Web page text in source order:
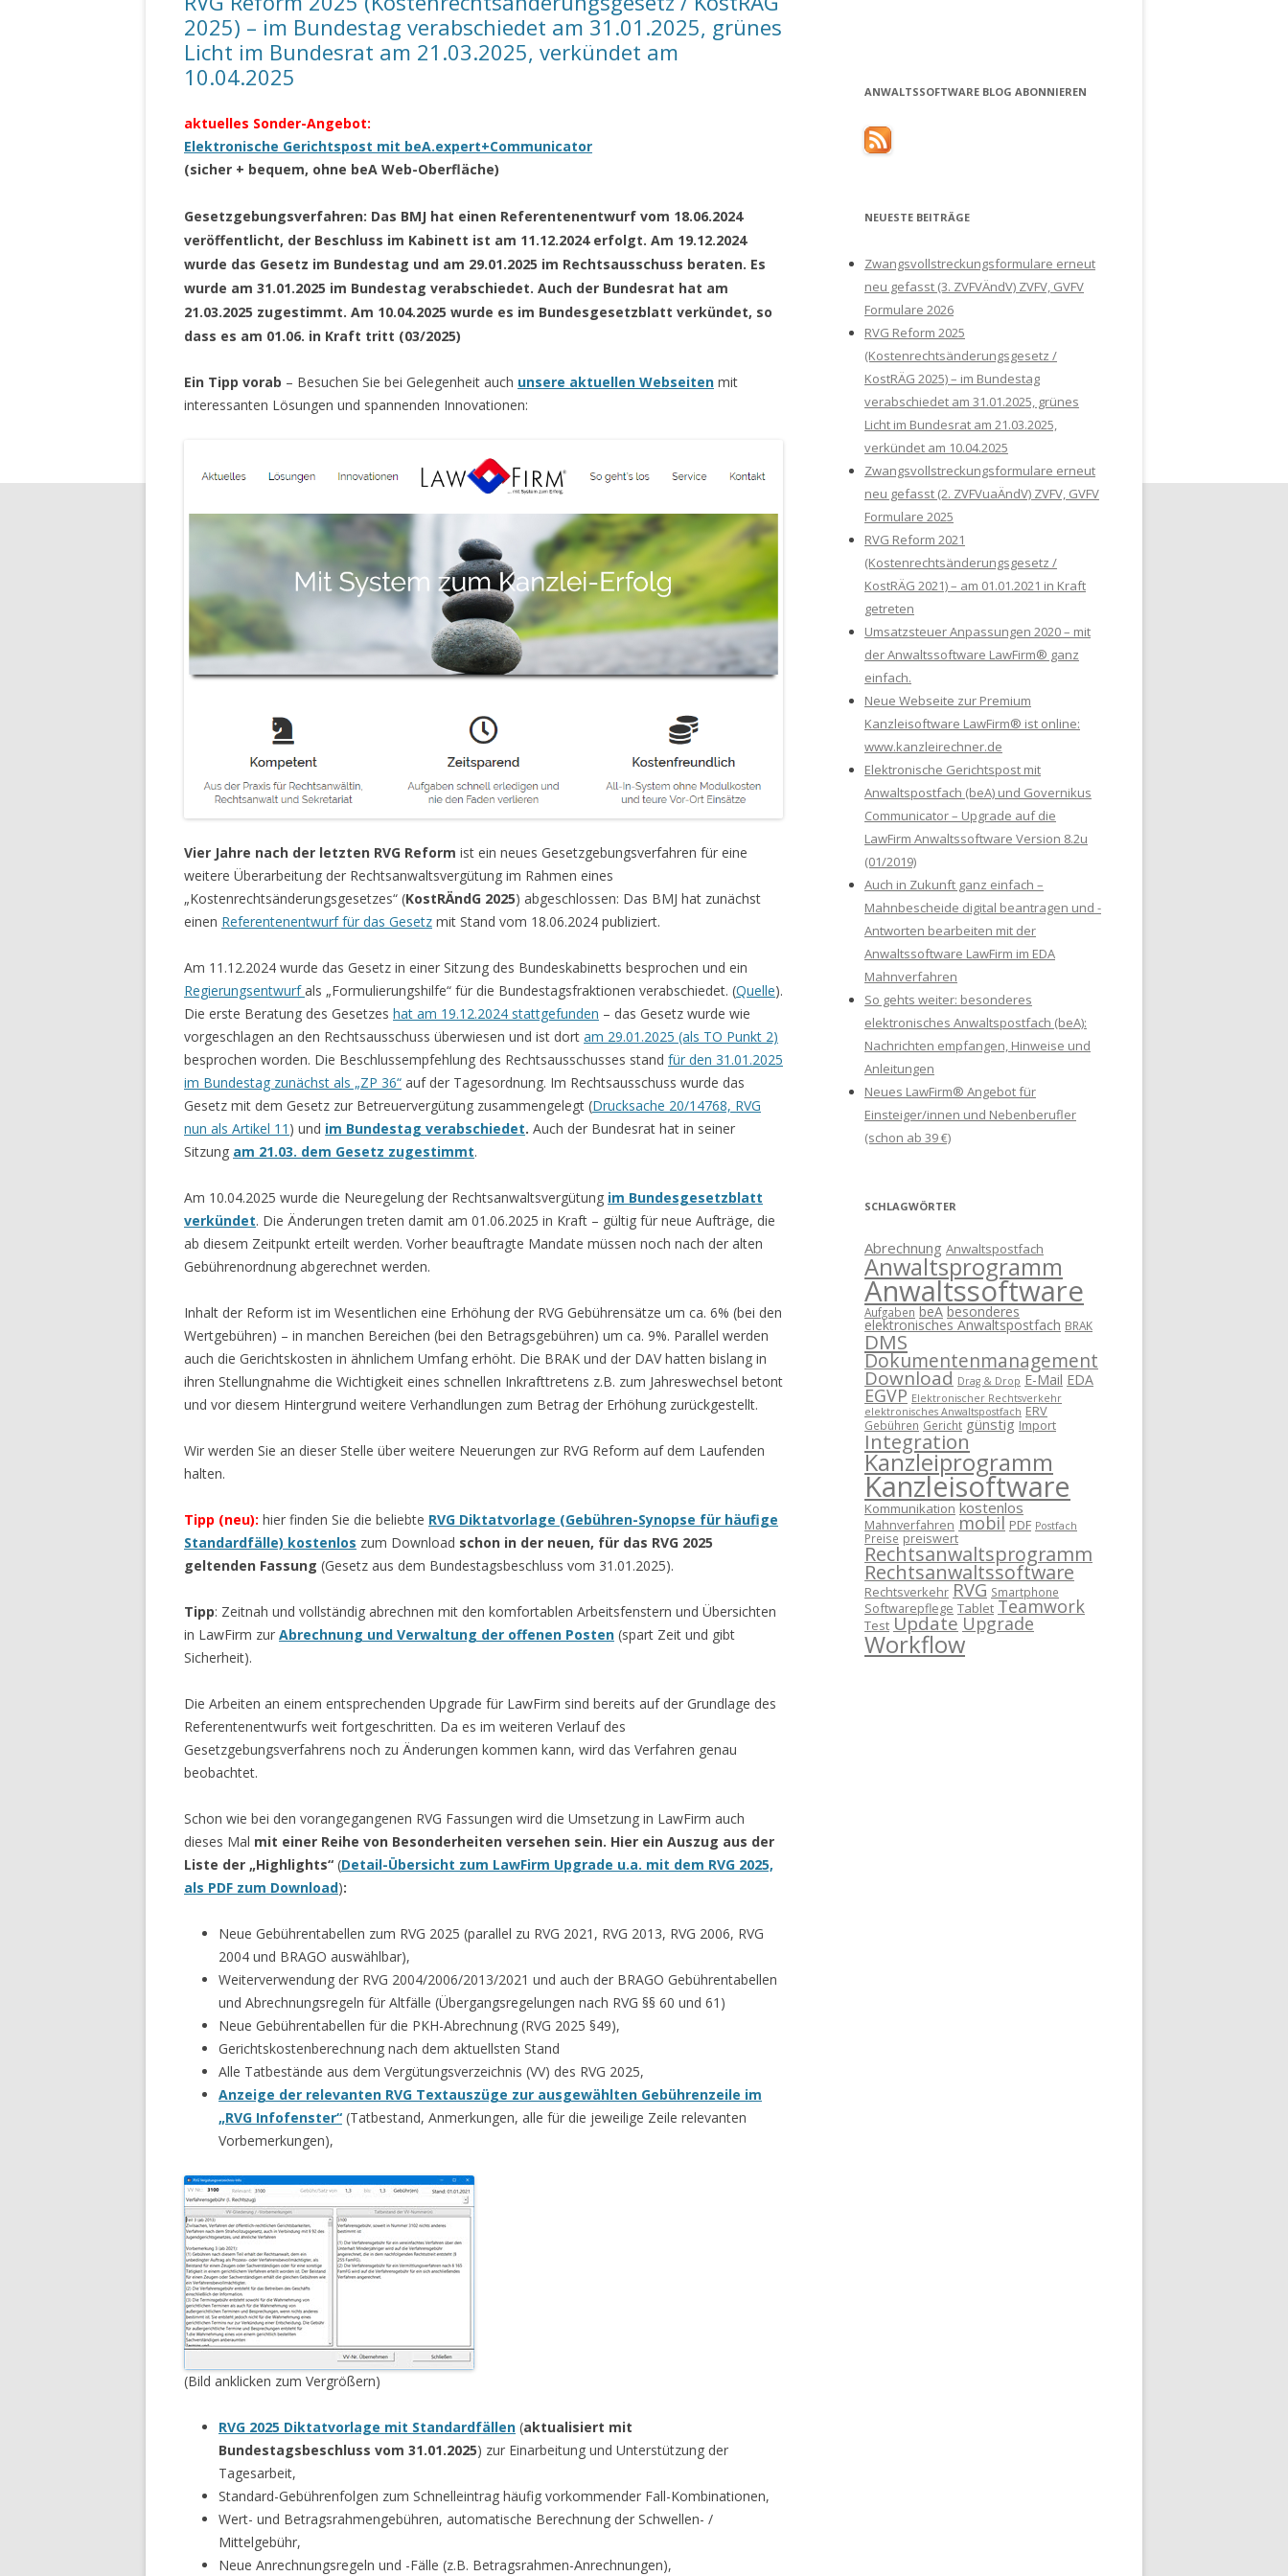
2025) – im Bundestag verabschiedet am 31.01.2025, grünes
Licht im Bundesrat am 21.03.2025, verkündet am
10.04.2025
aktuelles Sonder-Angebot:
Elektronische Gerichtspost mit beA.expert+Communicator
(sicher + bequem, ohne beA Web-Oberfläche)
Gesetzgebungsverfahren: Das BMJ hat einen Referentenentwurf vom 18.06.2024
veröffentlicht, der Beschluss im Kabinett ist am 11.12.2024 erfolgt. Am 19.12.2024
wurde das Gesetz im Bundestag und am 29.01.2025 im Rechtsausschuss beraten. Es
wurde am 31.01.2025 im Bundestag verabschiedet. Auch der Bundesrat hat am
21.03.2025 zugestimmt. Am 10.04.2025 wurde es im Bundesgesetzblatt verkündet, so
dass es am 01.06. in Kraft tritt (03/2025)
Ein Tipp vorab – Besuchen Sie bei Gelegenheit auch unsere aktuellen Webseiten mit
interessanten Lösungen und spannenden Innovationen:
Vier Jahre nach der letzten RVG Reform ist ein neues Gesetzgebungsverfahren für eine
weitere Überarbeitung der Rechtsanwaltsvergütung im Rahmen eines
„Kostenrechtsänderungsgesetzes“ (KostRÄndG 2025) abgeschlossen: Das BMJ hat zunächst
einen Referentenentwurf für das Gesetz mit Stand vom 18.06.2024 publiziert.
Am 11.12.2024 wurde das Gesetz in einer Sitzung des Bundeskabinetts besprochen und ein
Regierungsentwurfals „Formulierungshilfe“ für die Bundestagsfraktionen verabschiedet. (Quelle).
Die erste Beratung des Gesetzes hat am 19.12.2024 stattgefunden – das Gesetz wurde wie
vorgeschlagen an den Rechtsausschuss überwiesen und ist dort am 29.01.2025 (als TO Punkt 2)
besprochen worden. Die Beschlussempfehlung des Rechtsausschusses stand für den 31.01.2025
im Bundestag zunächst als „ZP 36“ auf der Tagesordnung. Im Rechtsausschuss wurde das
Gesetz mit dem Gesetz zur Betreuervergütung zusammengelegt (Drucksache 20/14768, RVG
nun als Artikel 11 ) und im Bundestag verabschiedet. Auch der Bundesrat hat in seiner
Sitzung am 21.03. dem Gesetz zugestimmt.
Am 10.04.2025 wurde die Neuregelung der Rechtsanwaltsvergütung im Bundesgesetzblatt
verkündet. Die Änderungen treten damit am 01.06.2025 in Kraft – gültig für neue Aufträge, die
ab diesem Zeitpunkt erteilt werden. Vorher beauftragte Mandate müssen noch nach der alten
Gebührenordnung abgerechnet werden.
Inhalt der Reform ist im Wesentlichen eine Erhöhung der RVG Gebührensätze um ca. 6% (bei den
Wertgebühren) – in manchen Bereichen (bei den Betragsgebühren) um ca. 9%. Parallel werden
auch die Gerichtskosten in ähnlichem Umfang erhöht. Die BRAK und der DAV hatten bislang in
ihren Stellungnahme die Wichtigkeit eines schnellen Inkrafttretens z.B. zum Jahreswechsel betont
und vor diesem Hintergrund weitere Verhandlungen zum Betrag der Erhöhung zurückgestellt.
Wir werden Sie an dieser Stelle über weitere Neuerungen zur RVG Reform auf dem Laufenden
halten.
Tipp (neu): hier finden Sie die beliebte RVG Diktatvorlage (Gebühren-Synopse für häufige
Standardfälle) kostenlos zum Download schon in der neuen, für das RVG 2025
geltenden Fassung (Gesetz aus dem Bundestagsbeschluss vom 31.01.2025).
Tipp: Zeitnah und vollständig abrechnen mit den komfortablen Arbeitsfenstern und Übersichten
in LawFirm zur Abrechnung und Verwaltung der offenen Posten (spart Zeit und gibt
Sicherheit).
Die Arbeiten an einem entsprechenden Upgrade für LawFirm sind bereits auf der Grundlage des
Referentenentwurfs weit fortgeschritten. Da es im weiteren Verlauf des
Gesetzgebungsverfahrens noch zu Änderungen kommen kann, wird das Verfahren genau
beobachtet.
Schon wie bei den vorangegangenen RVG Fassungen wird die Umsetzung in LawFirm auch
dieses Mal mit einer Reihe von Besonderheiten versehen sein. Hier ein Auszug aus der
Liste der „Highlights“ (Detail-Übersicht zum LawFirm Upgrade u.a. mit dem RVG 2025,
als PDF zum Download):
Neue Gebührentabellen zum RVG 2025 (parallel zu RVG 2021, RVG 2013, RVG 2006, RVG
2004 und BRAGO auswählbar),
Weiterverwendung der RVG 2004/2006/2013/2021 und auch der BRAGO Gebührentabellen
und Abrechnungsregeln für Altfälle (Übergangsregelungen nach RVG §§ 60 und 61)
Neue Gebührentabellen für die PKH-Abrechnung (RVG 2025 §49),
Gerichtskostenberechnung nach dem aktuellsten Stand
Alle Tatbestände aus dem Vergütungsverzeichnis (VV) des RVG 2025,
Anzeige der relevanten RVG Textauszüge zur ausgewählten Gebührenzeile im
„RVG Infofenster“ (Tatbestand, Anmerkungen, alle für die jeweilige Zeile relevanten
Vorbemerkungen),
(Bild anklicken zum Vergrößern)
RVG 2025 Diktatvorlage mit Standardfällen (aktualisiert mit
Bundestagsbeschluss vom 31.01.2025) zur Einarbeitung und Unterstützung der
Tagesarbeit,
Standard-Gebührenfolgen zum Schnelleintrag häufig vorkommender Fall-Kombinationen,
Wert- und Betragsrahmengebühren, automatische Berechnung der Schwellen- /
Mittelgebühr,
Neue Anrechnungsregeln und -Fälle (z.B. Betragsrahmen-Anrechnungen),
ANWALTSSOFTWARE BLOG ABONNIEREN
NEUESTE BEITRÄGE
Zwangsvollstreckungsformulare erneut
neu gefasst (3. ZVFVÄndV) ZVFV, GVFV
Formulare 2026
RVG Reform 2025
(Kostenrechtsänderungsgesetz /
KostRÄG 2025) – im Bundestag
verabschiedet am 31.01.2025, grünes
Licht im Bundesrat am 21.03.2025,
verkündet am 10.04.2025
Zwangsvollstreckungsformulare erneut
neu gefasst (2. ZVFVuaÄndV) ZVFV, GVFV
Formulare 2025
RVG Reform 2021
(Kostenrechtsänderungsgesetz /
KostRÄG 2021) – am 01.01.2021 in Kraft
getreten
Umsatzsteuer Anpassungen 2020 – mit
der Anwaltssoftware LawFirm® ganz
einfach.
Neue Webseite zur Premium
Kanzleisoftware LawFirm® ist online:
www.kanzleirechner.de
Elektronische Gerichtspost mit
Anwaltspostfach (beA) und Governikus
Communicator – Upgrade auf die
LawFirm Anwaltssoftware Version 8.2u
(01/2019)
Auch in Zukunft ganz einfach –
Mahnbescheide digital beantragen und -
Antworten bearbeiten mit der
Anwaltssoftware LawFirm im EDA
Mahnverfahren
So gehts weiter: besonderes
elektronisches Anwaltspostfach (beA):
Nachrichten empfangen, Hinweise und
Anleitungen
Neues LawFirm® Angebot für
Einsteiger/innen und Nebenberufler
(schon ab 39 €)
SCHLAGWÖRTER
Abrechnung Anwaltspostfach
Anwaltsprogramm
Anwaltssoftware
Aufgaben beA besonderes
elektronisches Anwaltspostfach BRAK
DMS
Dokumentenmanagement
Download Drag & Drop E-Mail EDA
EGVP Elektronischer Rechtsverkehr
elektronisches Anwaltspostfach ERV
Gebühren Gericht günstig Import
Integration
Kanzleiprogramm
Kanzleisoftware
Kommunikation kostenlos
Mahnverfahren mobil PDF Postfach
Preise preiswert
Rechtsanwaltsprogramm
Rechtsanwaltssoftware
Rechtsverkehr RVG Smartphone
Softwarepflege Tablet Teamwork
Test Update Upgrade
Workflow